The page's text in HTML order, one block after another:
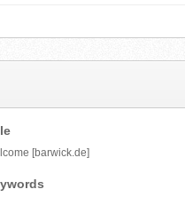
[barwick.de]